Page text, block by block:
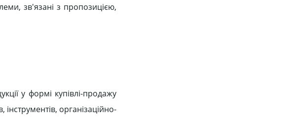
зв'язані з пропозицією,
у формі купівлі-продажу
інструментів, організаційно-